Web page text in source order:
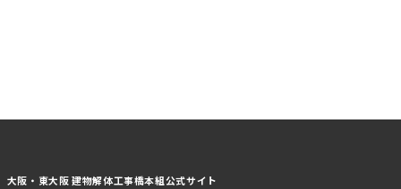
大阪・東大阪 建物解体工事橋本組公式サイト